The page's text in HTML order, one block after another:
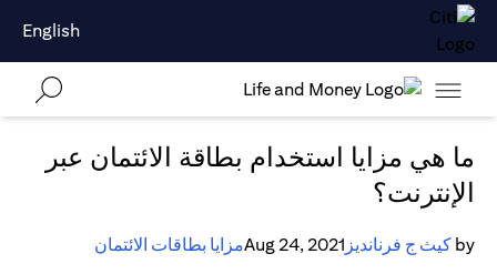
English
ما هي مزايا استخدام بطاقة الائتمان عبر
الإنترنت؟
by كيث ج فرنانديز Aug 24, 2021مزايا بطاقات الائتمان